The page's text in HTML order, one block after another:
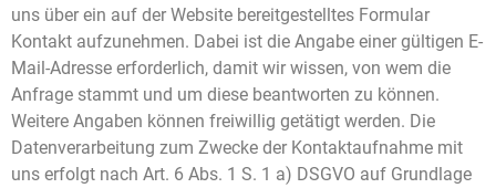
uns über ein auf der Website bereitgestelltes Formular
Kontakt aufzunehmen. Dabei ist die Angabe einer gültigen E-
Mail-Adresse erforderlich, damit wir wissen, von wem die
Anfrage stammt und um diese beantworten zu können.
Weitere Angaben können freiwillig getätigt werden. Die
Datenverarbeitung zum Zwecke der Kontaktaufnahme mit
uns erfolgt nach Art. 6 Abs. 1 S. 1 a) DSGVO auf Grundlage